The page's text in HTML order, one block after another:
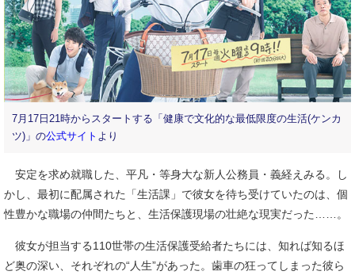
7月17日21時からスタートする「健康で文化的な最低限度の生活(ケンカ
ツ)」の公式サイト より
安定を求め就職した、平凡・等身大な新人公務員・義経えみる。し
かし、最初に配属された「生活課」で彼女を待ち受けていたのは、個
性豊かな職場の仲間たちと、生活保護現場の壮絶な現実だった……。
彼女が担当する110世帯の生活保護受給者たちには、知れば知るほ
ど奥の深い、それぞれの“人生”があった。歯車の狂ってしまった彼ら